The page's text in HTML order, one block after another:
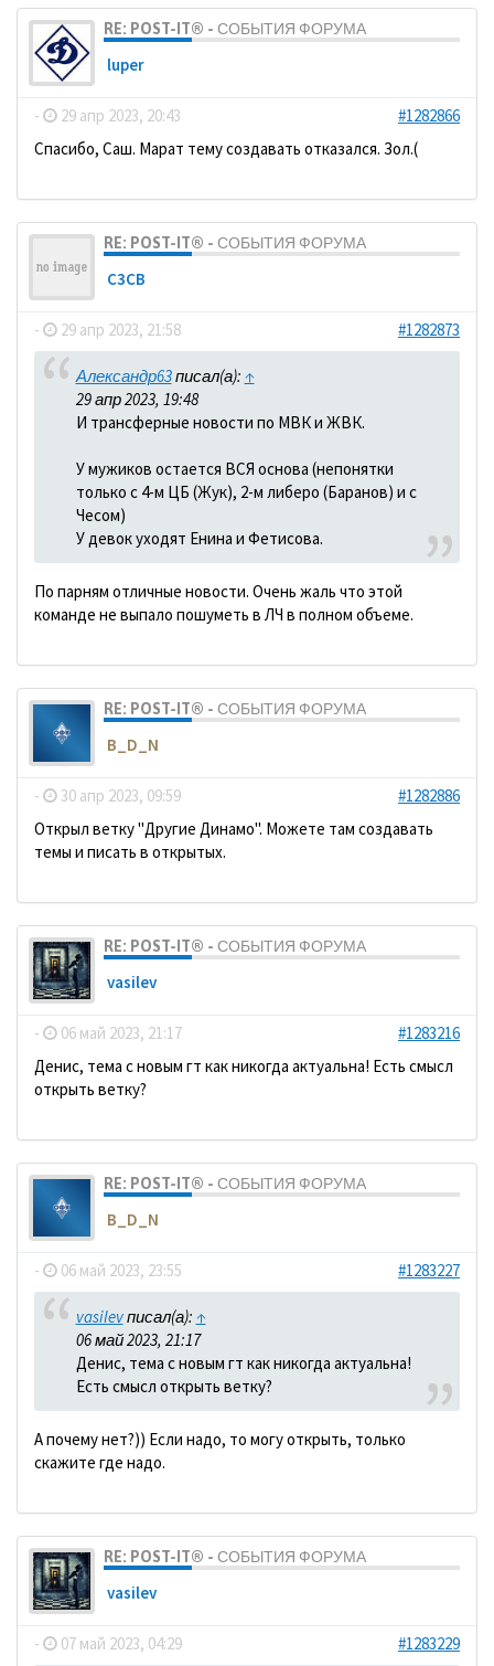
RE: POST-IT® - СОБЫТИЯ ФОРУМА
luper
- 29 апр 2023, 20:43
#1282866
Спасибо, Саш. Марат тему создавать отказался. Зол.(
RE: POST-IT® - СОБЫТИЯ ФОРУМА
C3CB
- 29 апр 2023, 21:58 #1282873
Александр63писал(а): ↑
29 апр 2023, 19:48
И трансферные новости по МВК и ЖВК.
У мужиков остается ВСЯ основа (непонятки
только с 4-м ЦБ (Жук), 2-м либеро (Баранов) и с
Чесом)
У девок уходят Енина и Фетисова.
По парням отличные новости. Очень жаль что этой
команде не выпало пошуметь в ЛЧ в полном объеме.
RE: POST-IT® - СОБЫТИЯ ФОРУМА
B_D_N
- 30 апр 2023, 09:59
#1282886
Открыл ветку "Другие Динамо". Можете там создавать
темы и писать в открытых.
RE: POST-IT® - СОБЫТИЯ ФОРУМА
vasilev
- 06 май 2023, 21:17
#1283216
Денис, тема с новым гт как никогда актуальна! Есть смысл
открыть ветку?
RE: POST-IT® - СОБЫТИЯ ФОРУМА
B_D_N
- 06 май 2023, 23:55 #1283227
vasilevписал(а): ↑
06 май 2023, 21:17
Денис, тема с новым гт как никогда актуальна!
Есть смысл открыть ветку?
А почему нет?)) Если надо, то могу открыть, только
скажите где надо.
RE: POST-IT® - СОБЫТИЯ ФОРУМА
vasilev
- 07 май 2023, 04:29 #1283229